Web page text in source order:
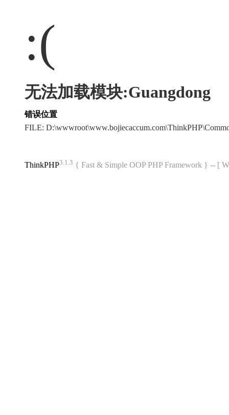
:(
无法加载模块:Guangdong
错误位置
FILE:
ThinkPHP3.1.3 { Fast & Simple OOP PHP Framework } -- [